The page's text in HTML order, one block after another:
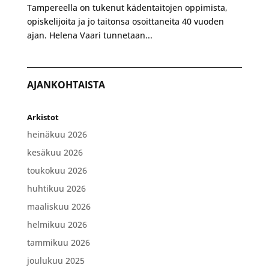
Tampereella on tukenut kädentaitojen oppimista,
opiskelijoita ja jo taitonsa osoittaneita 40 vuoden
ajan. Helena Vaari tunnetaan...
AJANKOHTAISTA
Arkistot
heinäkuu 2026
kesäkuu 2026
toukokuu 2026
huhtikuu 2026
maaliskuu 2026
helmikuu 2026
tammikuu 2026
joulukuu 2025